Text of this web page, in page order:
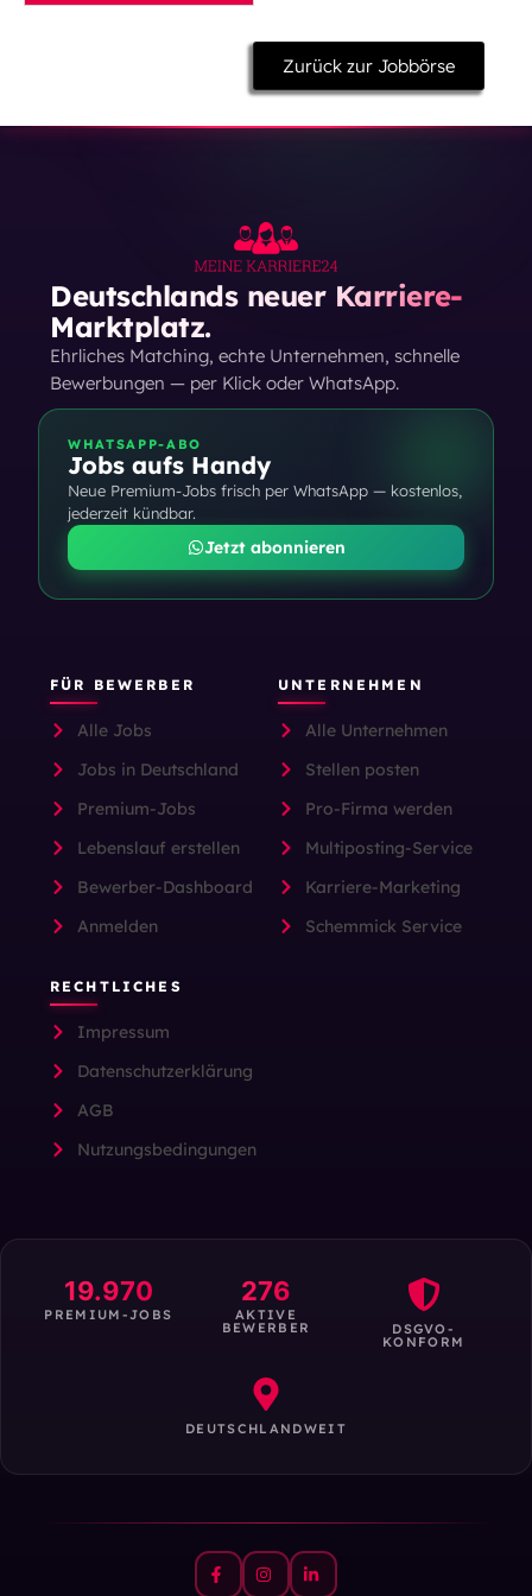
Zurück zur Jobbörse
Deutschlands neuer Karriere-
Marktplatz.
Ehrliches Matching, echte Unternehmen, schnelle
Bewerbungen — per Klick oder WhatsApp.
WHATSAPP-ABO
Jobs aufs Handy
Neue Premium-Jobs frisch per WhatsApp — kostenlos,
jederzeit kündbar.
Jetzt abonnieren
FÜR BEWERBER
Alle Jobs
Jobs in Deutschland
Premium-Jobs
Lebenslauf erstellen
Bewerber-Dashboard
Anmelden
UNTERNEHMEN
Alle Unternehmen
Stellen posten
Pro-Firma werden
Multiposting-Service
Karriere-Marketing
Schemmick Service
RECHTLICHES
Impressum
Datenschutzerklärung
AGB
Nutzungsbedingungen
19.970
PREMIUM-JOBS
276
AKTIVE
BEWERBER DSGVO-
KONFORM
DEUTSCHLANDWEIT